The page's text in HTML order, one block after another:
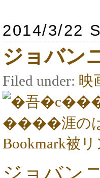
2014/3/22
ジョバン
Filed under: 映
ジョバン